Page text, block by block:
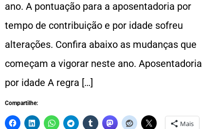
ano. A pontuação para a aposentadoria por
tempo de contribuição e por idade sofreu
alterações. Confira abaixo as mudanças que
começam a vigorar neste ano. Aposentadoria
por idade A regra […]
Compartilhe:
Mais